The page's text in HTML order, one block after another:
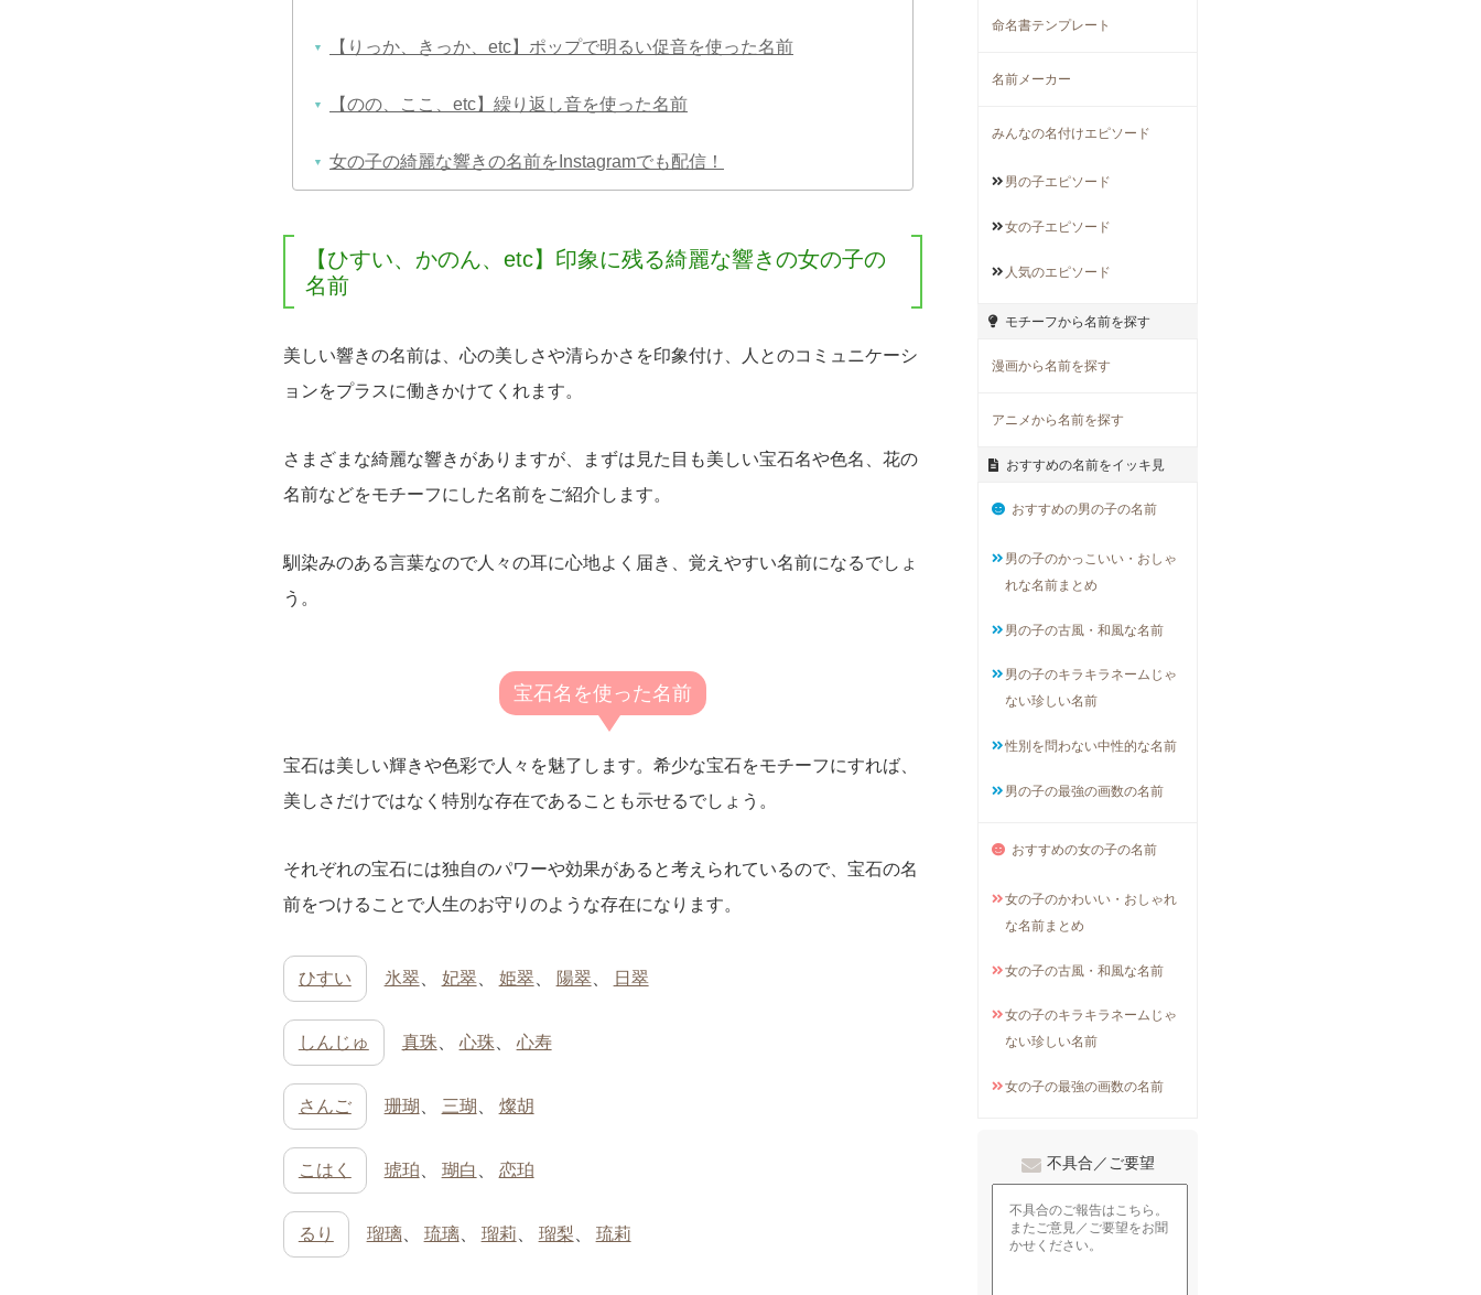
【りっか、きっか、etc】ポップで明るい促音を使った名前
【のの、ここ、etc】繰り返し音を使った名前
女の子の綺麗な響きの名前をInstagramでも配信！
【ひすい、かのん、etc】印象に残る綺麗な響きの女の子の
名前
美しい響きの名前は、心の美しさや清らかさを印象付け、人とのコミュニケーシ
ョンをプラスに働きかけてくれます。
さまざまな綺麗な響きがありますが、まずは見た目も美しい宝石名や色名、花の
名前などをモチーフにした名前をご紹介します。
馴染みのある言葉なので人々の耳に心地よく届き、覚えやすい名前になるでしょ
う。
宝石名を使った名前
宝石は美しい輝きや色彩で人々を魅了します。希少な宝石をモチーフにすれば、
美しさだけではなく特別な存在であることも示せるでしょう。
それぞれの宝石には独自のパワーや効果があると考えられているので、宝石の名
前をつけることで人生のお守りのような存在になります。
ひすい 氷翠、 妃翠、 姫翠、 陽翠、 日翠
しんじゅ 真珠 心珠 心寿
さんご 珊瑚 三瑚 燦胡
こはく 琥珀 瑚白 恋珀
るり 瑠璃、 琉璃、 瑠莉 瑠梨 琉莉
命名書テンプレート
名前メーカー
みんなの名付けエピソード
男の子エピソード
女の子エピソード
人気のエピソード
モチーフから名前を探す
漫画から名前を探す
アニメから名前を探す
おすすめの名前をイッキ見
おすすめの男の子の名前
男の子のかっこいい・おしゃ
れな名前まとめ
男の子の古風・和風な名前
男の子のキラキラネームじゃ
ない珍しい名前
性別を問わない中性的な名前
男の子の最強の画数の名前
おすすめの女の子の名前
女の子のかわいい・おしゃれ
な名前まとめ
女の子の古風・和風な名前
女の子のキラキラネームじゃ
ない珍しい名前
女の子の最強の画数の名前
不具合／ご要望